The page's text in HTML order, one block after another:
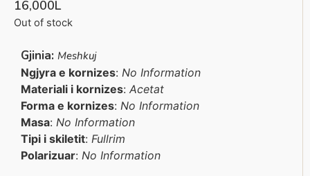
16,000L
Out of stock
Gjinia: Meshkuj
Ngjyra e kornizes: No Information
Materiali i kornizes: Acetat
Forma e kornizes: No Information
Masa: No Information
Tipi i skiletit: Fullrim
Polarizuar: No Information